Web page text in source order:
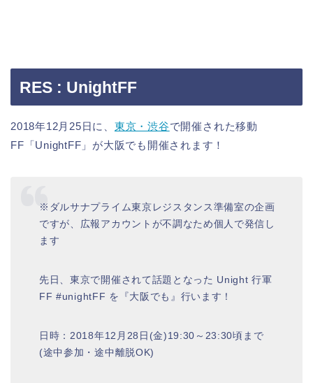
RES : UnightFF
2018年12月25日に、 東京・渋谷で開催された移動
FF「UnightFF」が大阪でも開催されます！
※ダルサナプライム東京レジスタンス準備室の企画
ですが、広報アカウントが不調なため個人で発信し
ます
先日、東京で開催されて話題となった Unight 行軍
FF #unightFF を『大阪でも』行います！
日時：2018年12月28日(金)19:30～23:30頃まで
(途中参加・途中離脱OK)